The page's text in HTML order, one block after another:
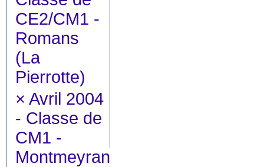
CE2/CM1 -
Romans
(La
Pierrotte)
× Avril 2004
- Classe de
CM1 -
Montmeyran